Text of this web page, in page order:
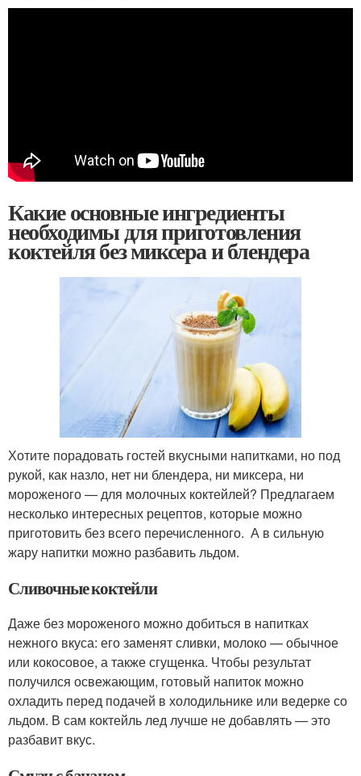
Какие основные ингредиенты
необходимы для приготовления
коктейля без миксера и блендера
Хотите порадовать гостей вкусными напитками, но под
рукой, как назло, нет ни блендера, ни миксера, ни
мороженого — для молочных коктейлей? Предлагаем
несколько интересных рецептов, которые можно
приготовить без всего перечисленного. А в сильную
жару напитки можно разбавить льдом.
Сливочные коктейли
Даже без мороженого можно добиться в напитках
нежного вкуса: его заменят сливки, молоко — обычное
или кокосовое, а также сгущенка. Чтобы результат
получился освежающим, готовый напиток можно
охладить перед подачей в холодильнике или ведерке со
льдом. В сам коктейль лед лучше не добавлять — это
разбавит вкус.